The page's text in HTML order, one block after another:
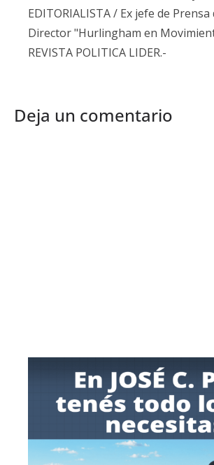
EDITORIALISTA / Ex jefe de Prensa
Director "Hurlingham en
REVISTA POLITICA LIDER.-
Deja un comentario